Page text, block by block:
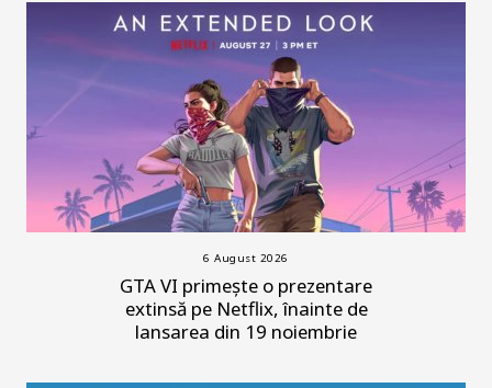
6 August 2026
GTA VI primește o prezentare
extinsă pe Netflix, înainte de
lansarea din 19 noiembrie